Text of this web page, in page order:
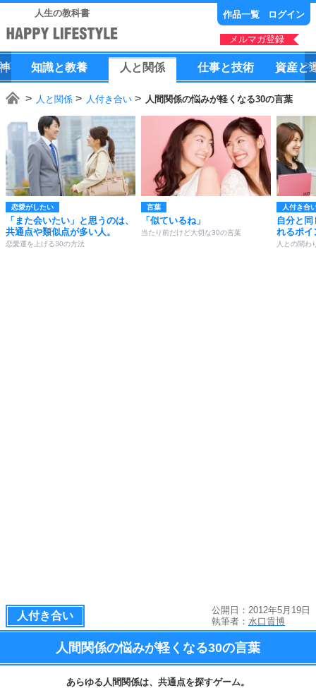
人生の教科書 作品一覧 ログイン
メルマガ登録
知識と教養 人 と 関係 仕事と技術 資産と
人と関係 人付き合い 人間関係の悩みが軽くなる30の言葉
恋愛がしたい
「また会いたい」と思うのは、
共通点や類似点が多い人。
恋愛運を上げる30の方法
言葉
「似ているね」
当たり前だけど大切な30の言葉
人付き合
自分と
れるポイ
人との関わ
人付き合い
公開日：2012年5月19日
執筆者： 水口貴博
人間関係の悩みが軽くなる30の言葉
あらゆる人間関係は、 共通点を探すゲーム。